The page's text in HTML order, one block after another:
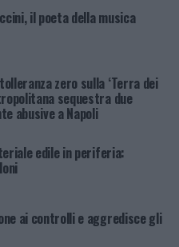
il poeta della musica
zero sulla ‘Terra dei
sequestra due
abusive a Napoli
edile in periferia:
ai controlli e aggredisce gli